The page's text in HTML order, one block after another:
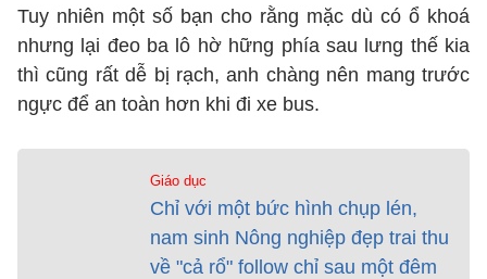
Tuy nhiên một số bạn cho rằng mặc dù có ổ khoá
nhưng lại đeo ba lô hờ hững phía sau lưng thế kia
thì cũng rất dễ bị rạch, anh chàng nên mang trước
ngực để an toàn hơn khi đi xe bus.
Giáo dục
Chỉ với một bức hình chụp lén,
nam sinh Nông nghiệp đẹp trai thu
về "cả rổ" follow chỉ sau một đêm